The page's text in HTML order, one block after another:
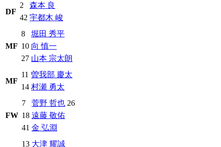
DF
2
森本 良
42 宇都木 峻
MF
8
堀田 秀平
10 向 慎一
27 山本 宗太朗
MF
11 曽我部 慶太
14 村瀬 勇太
FW
7 菅野 哲也 26
18 遠藤 敬佑
41 金 弘淵
13 大津 耀誠